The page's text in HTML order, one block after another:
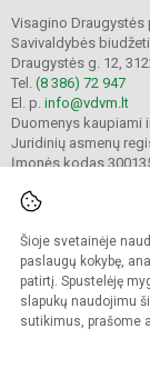
Šioje svetainėje
paslaugų kokybę,
patirtį. Spustelėję
slapukų naudojimu
sutikimus, prašome
Visagino Draugystės
Savivaldybės
Draugystės g. 12,
Tel. (8 386) 72 947
El. p. info@vdvm.lt
Duomenys kaupiami
Juridinių asmenų
Įmonės kodas
© 2022.
Kopijuoti turinį
Sumanus